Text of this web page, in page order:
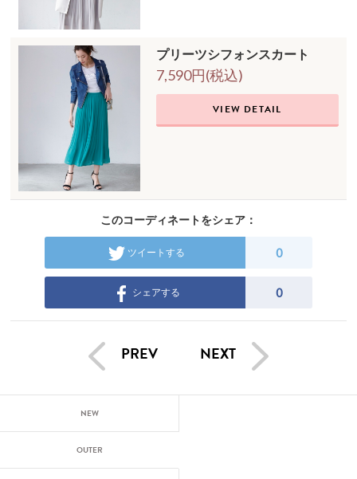
プリーツシフォンスカート
7,590円(税込)
VIEW DETAIL
このコーディネートをシェア：
ツイートする 0
シェアする 0
PREV NEXT
NEW
OUTER